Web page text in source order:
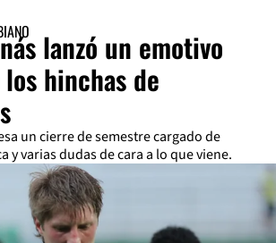
lanzó un emotivo
hinchas de
un cierre de semestre cargado de
y varias dudas de cara a lo que viene.